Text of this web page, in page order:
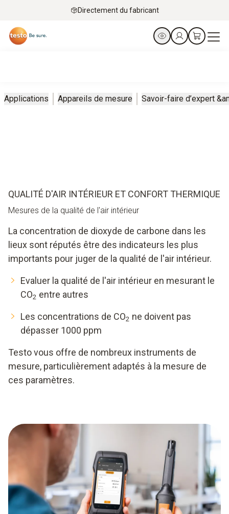
Directement du fabricant
Applications Appareils de mesure Savoir-faire d’expert
QUALITÉ D'AIR INTÉRIEUR ET CONFORT THERMIQUE
Mesures de la qualité de l'air intérieur
La concentration de dioxyde de carbone dans les
lieux sont réputés être des indicateurs les plus
importants pour juger de la qualité de l'air intérieur.
Evaluer la qualité de l'air intérieur en mesurant le
CO2 entre autres
Les concentrations de CO2 ne doivent pas
dépasser 1000 ppm
Testo vous offre de nombreux instruments de
mesure, particulièrement adaptés à la mesure de
ces paramètres.